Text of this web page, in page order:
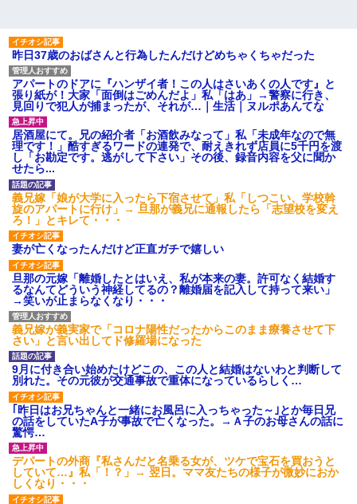
後続車にクラクションを鳴ら
され彼氏が逆切れ。「何クラク
ション鳴らしてんだ！降りてこ
いよ！」と怒鳴りだし...
【衝撃】報酬100万円超の治験
募集がこちらｗｗｗｗｗ(※画像
あり)
【ネット騒然】惨殺されたタ
ワマン頂き女子のこの動画、す
げえええええｗｗｗｗｗｗｗｗ
ｗｗｗ
【愕然】白のクラウン俺氏、
高速道路左車線を制限速度で走
った結果wwwwwwwwwwww
百年の恋12-899 食べた量を
張り合ってくる
【悲報】佐藤輝明・・・２軍
でも盛大にやらかす←あまり悲
しませないでくれ
昨日37歳のおばさんと行為したんだけどめちゃくちゃだった
アパートのドアに『ハンザイ者！この人はさいあくの人です』と
張り紙が！大家「面倒はごめんだよ」私「はあ」→警察に行き、
見回りで犯人が捕まったが、それが…｜生活｜ヌルポあんてな
居酒屋にて。兄の紹介者「お酒飲みなって」私「未成年なので無
理です！」酷すぎるワードの連発で、耐えきれず店員に5千円を渡
し「お勘定です。逃がして下さい」その後、録音内容を父に聞か
せたら...
義兄嫁「娘が大学に入ったら下宿させて」私「しつこい、学校斡
旋のアパートに行け」→ 旦那が義兄に通報したら「志望校を変え
ろ！」とキレて・・・
妻が亡くなったんだけど正直ガチで嬉しい
旦那の元嫁「離婚したとはいえ、私が本来の妻。許可なく結婚す
るなんてどういう神経してるの？離婚届を記入して持って来い」
→笑いが止まらなくなり・・・
義兄嫁が義実家で「コロナ陽性だったからこのまま療養させて下
さい」と言い出してド修羅場になった
9月に付き合い始めたけどこの、この人と結婚はないわと判断して
別れた。その元彼が交通事故で重体になっているらしく…
｢昨日はお兄ちゃんと一緒にお風呂に入っちゃった～｣とか毎日兄
の話をしていたA子が事故で亡くなった。→Ａ子のお母さんの話に
驚愕…
デパートの外商『私さんだと名乗る女が、ツケで宝石を買おうと
していて…』私「！？」→ 翌日。ママ友たちの様子が微妙におか
しくなり・・・